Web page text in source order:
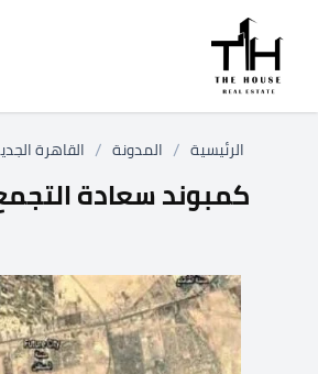
الرئيسية / المدونة / القاهرة
كمبوند سعادة